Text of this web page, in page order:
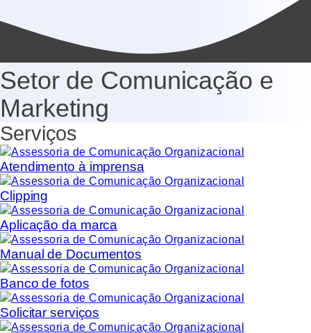
Setor de Comunicação e
Marketing
Serviços
Atendimento à imprensa
Clipping
Aplicação da marca
Manual de Documentos
Banco de fotos
Solicitar serviços